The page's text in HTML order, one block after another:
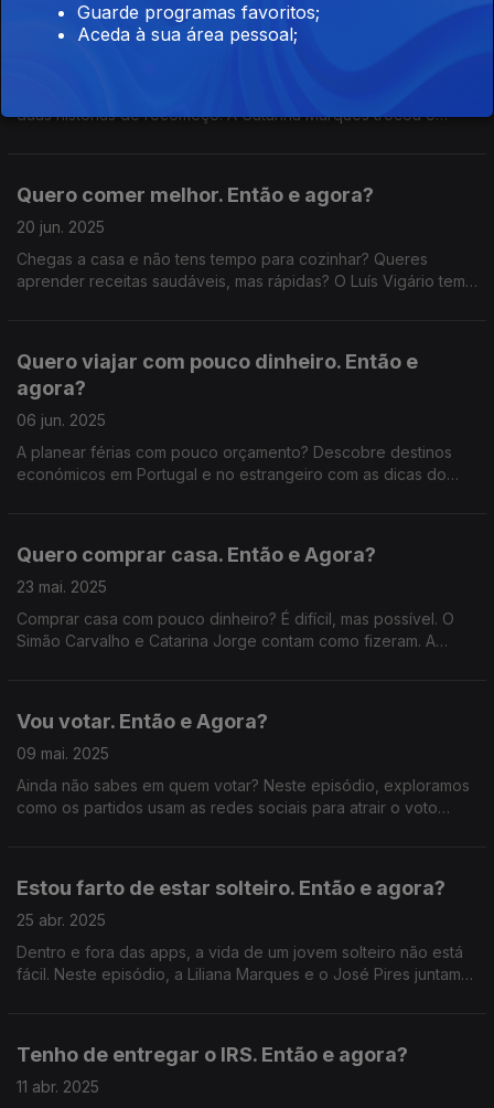
Não gosto da minha profissão. Então e agora?
duas histórias de recomeço. A Catarina Marques trocou o
Quero comer melhor. Então e agora?
20 jun. 2025
Chegas a casa e não tens tempo para cozinhar? Queres
aprender receitas saudáveis, mas rápidas? O Luís Vigário tem
Quero viajar com pouco dinheiro. Então e
agora?
06 jun. 2025
A planear férias com pouco orçamento? Descobre destinos
económicos em Portugal e no estrangeiro com as dicas do
Quero comprar casa. Então e Agora?
23 mai. 2025
Comprar casa com pouco dinheiro? É difícil, mas possível. O
Simão Carvalho e Catarina Jorge contam como fizeram. A
Vou votar. Então e Agora?
09 mai. 2025
Ainda não sabes em quem votar? Neste episódio, exploramos
como os partidos usam as redes sociais para atrair o voto
Estou farto de estar solteiro. Então e agora?
25 abr. 2025
Dentro e fora das apps, a vida de um jovem solteiro não está
fácil. Neste episódio, a Liliana Marques e o José Pires juntam-
Tenho de entregar o IRS. Então e agora?
11 abr. 2025
Guarde programas favoritos;
Aceda à sua área pessoal;